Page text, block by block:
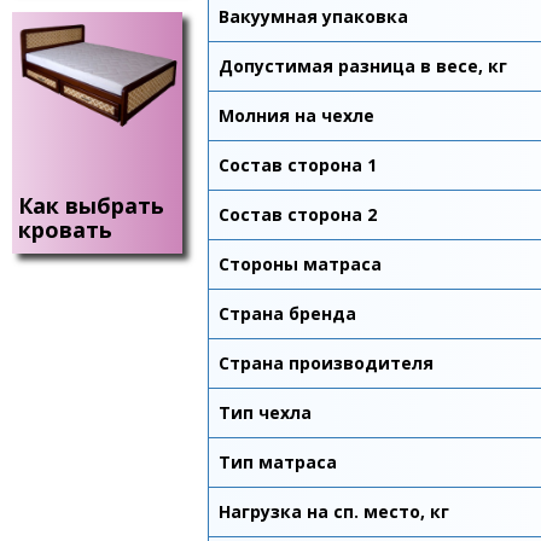
Как выбрать
кровать
Вакуумная упаковка
Допустимая разница в весе, кг
Молния на чехле
Состав сторона 1
Состав сторона 2
Стороны матраса
Страна бренда
Страна производителя
Тип чехла
Тип матраса
Нагрузка на сп. место, кг